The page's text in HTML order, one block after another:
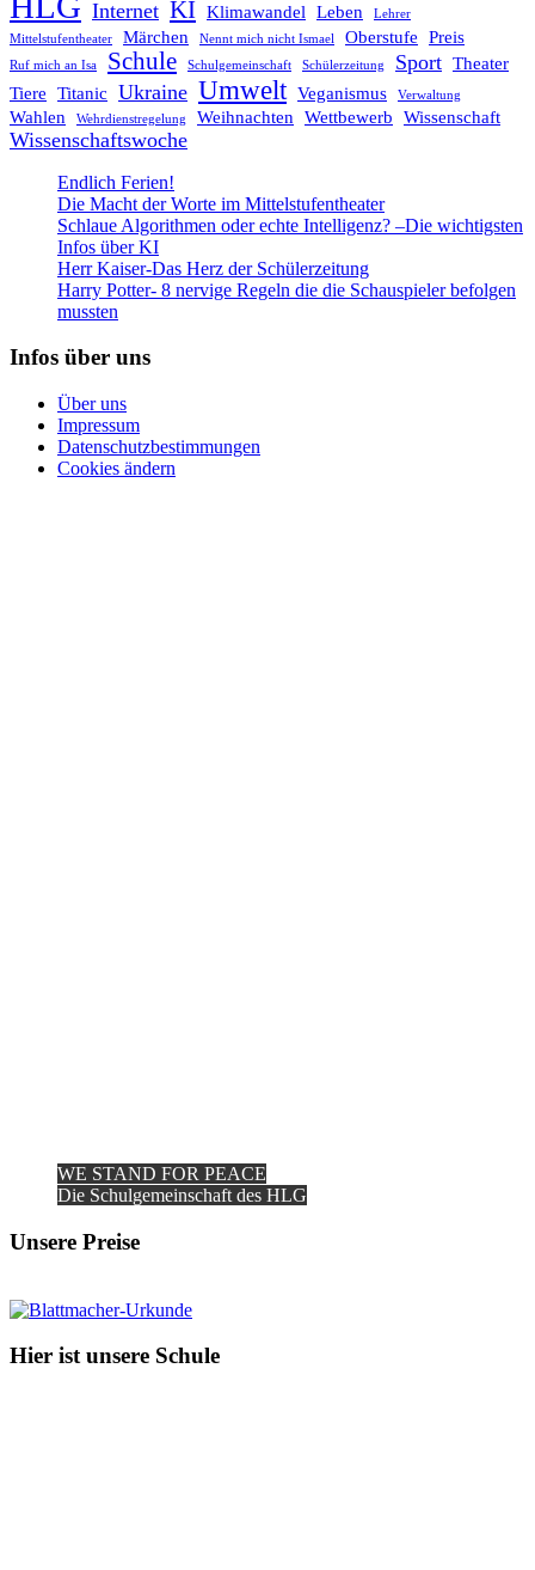
Internet KI Klimawandel Leben
Lehrer
Mittelstufentheater
Märchen Nennt mich nicht Ismael Oberstufe Preis
Ruf mich an Isa Schule Schulgemeinschaft Schülerzeitung Sport Theater
Tiere Titanic Ukraine Umwelt Veganismus Verwaltung
Wahlen Wehrdienstregelung Weihnachten Wettbewerb Wissenschaft
Wissenschaftswoche
Endlich Ferien!
Die Macht der Worte im Mittelstufentheater
Schlaue Algorithmen oder echte Intelligenz? –Die wichtigsten
Infos über KI
Herr Kaiser-Das Herz der Schülerzeitung
Harry Potter- 8 nervige Regeln die die Schauspieler befolgen
mussten
Infos über uns
Über uns
Impressum
Datenschutzbestimmungen
Cookies ändern
WE STAND FOR PEACE
Die Schulgemeinschaft des HLG
Unsere Preise
Hier ist unsere Schule